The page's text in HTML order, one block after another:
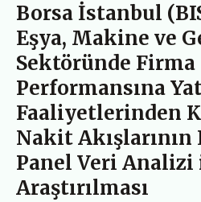
Borsa İstanbul
Eşya, Makine ve
Sektöründe Firma
Performansına
Faaliyetlerinden
Nakit
Panel Veri Analizi
Araştırılması